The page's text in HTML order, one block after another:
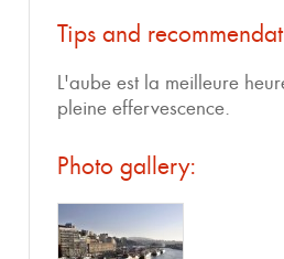
Tips and
L'aube est la meilleure
pleine effervescence.
Photo gallery: